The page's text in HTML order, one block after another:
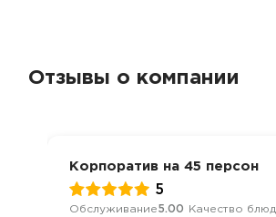
Отзывы о компании
Корпоратив на 45 персон
5
Обслуживание5.00 Качество блюд